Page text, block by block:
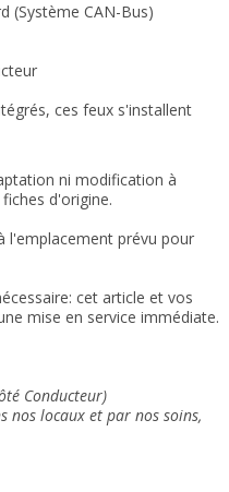
(Système CAN-Bus)
ces feux s'installent
ni modification à
d'origine.
l'emplacement prévu pour
cet article et vos
mise en service immédiate.
Conducteur)
nos locaux et par nos soins,